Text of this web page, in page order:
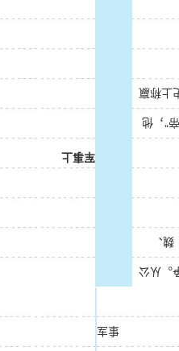
样，皇
;公元前
元
嬴政幻
的后代
军事
军事上